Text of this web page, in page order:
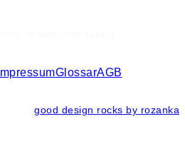
ImpressumGlossarAGB
good design rocks by rozanka